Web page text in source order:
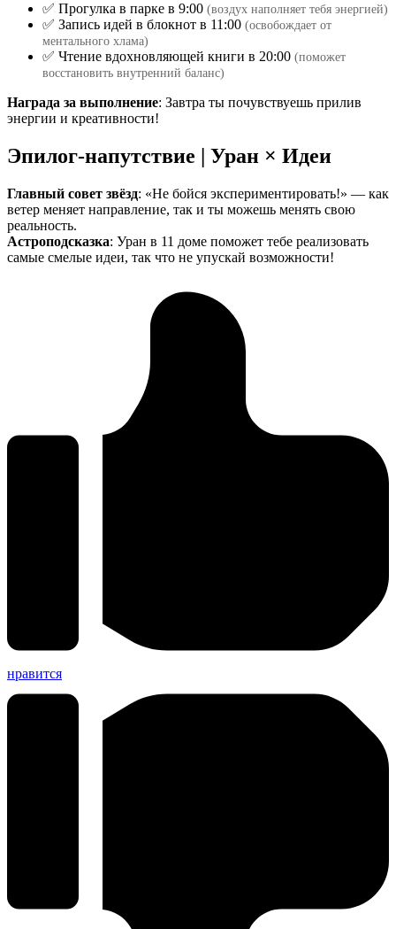
✅ Прогулка в парке в 9:00 (воздух наполняет тебя энергией)
✅ Запись идей в блокнот в 11:00 (освобождает от
ментального хлама)
✅ Чтение вдохновляющей книги в 20:00 (поможет
восстановить внутренний баланс)
Награда за выполнение: Завтра ты почувствуешь прилив
энергии и креативности!
Эпилог-напутствие | Уран × Идеи
Главный совет звёзд: «Не бойся экспериментировать!» — как
ветер меняет направление, так и ты можешь менять свою
реальность.
Астроподсказка: Уран в 11 доме поможет тебе реализовать
самые смелые идеи, так что не упускай возможности!
нравится